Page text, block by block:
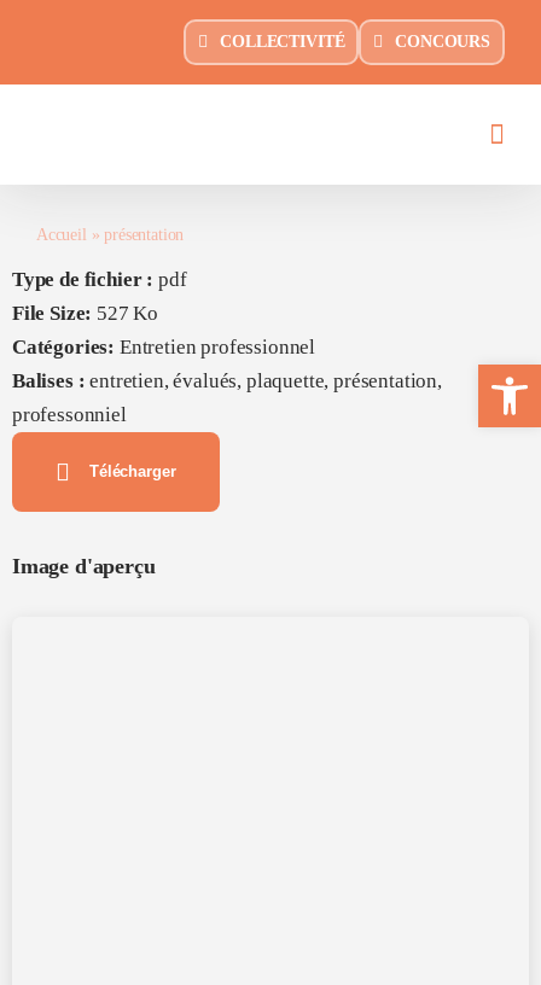
Ouvrir
contenu
COLLECTIVITÉ CONCOURS
Accueil » présentation
Type de fichier : pdf
File Size: 527 Ko
Catégories: Entretien professionnel
Balises :entretien, évalués, plaquette, présentation,
professonniel
Télécharger
Image d'aperçu